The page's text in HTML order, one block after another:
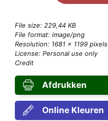
File size: 229,44 KB
File format: image/png
Resolution: 1681 × 1199 pixels
License: Personal use only
Credit
Afdrukken
Online Kleuren